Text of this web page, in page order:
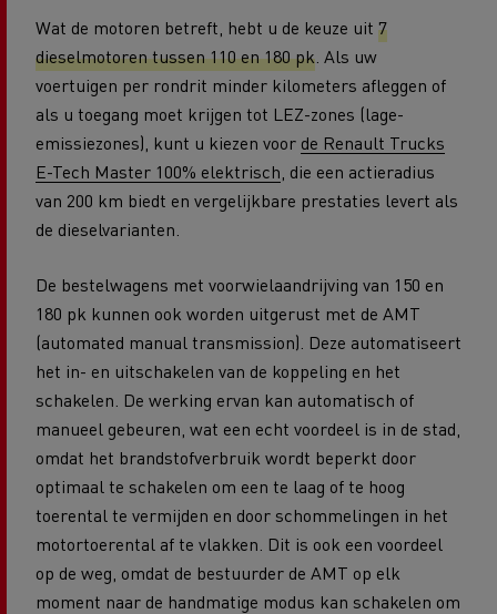
Wat de motoren betreft, hebt u de keuze uit 7
dieselmotoren tussen 110 en 180 pk . Als uw
voertuigen per rondrit minder kilometers afleggen of
als u toegang moet krijgen tot LEZ-zones (lage-
emissiezones), kunt u kiezen voor de Renault Trucks
E-Tech Master 100% elektrisch , die een actieradius
van 200 km biedt en vergelijkbare prestaties levert als
de dieselvarianten.
De bestelwagens met voorwielaandrijving van 150 en
180 pk kunnen ook worden uitgerust met de AMT
(automated manual transmission). Deze automatiseert
het in- en uitschakelen van de koppeling en het
schakelen. De werking ervan kan automatisch of
manueel gebeuren, wat een echt voordeel is in de stad,
omdat het brandstofverbruik wordt beperkt door
optimaal te schakelen om een te laag of te hoog
toerental te vermijden en door schommelingen in het
motortoerental af te vlakken. Dit is ook een voordeel
op de weg, omdat de bestuurder de AMT op elk
moment naar de handmatige modus kan schakelen om